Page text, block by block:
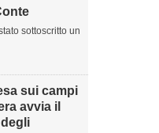
sottoscritto un
sui campi
avvia il